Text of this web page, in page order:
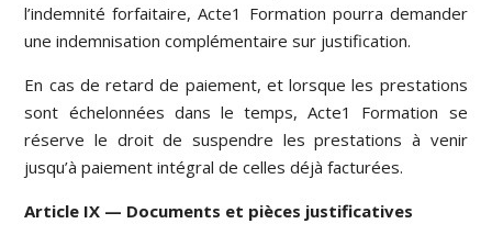
l’indemnité forfaitaire, Acte1 Formation pourra demander
une indemnisation complémentaire sur justification.
En cas de retard de paiement, et lorsque les prestations
sont échelonnées dans le temps, Acte1 Formation se
réserve le droit de suspendre les prestations à venir
jusqu’à paiement intégral de celles déjà facturées.
Article IX — Documents et pièces justificatives